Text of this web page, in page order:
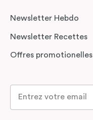
Newsletter Hebdo
Newsletter Recettes
Offres promotionelles